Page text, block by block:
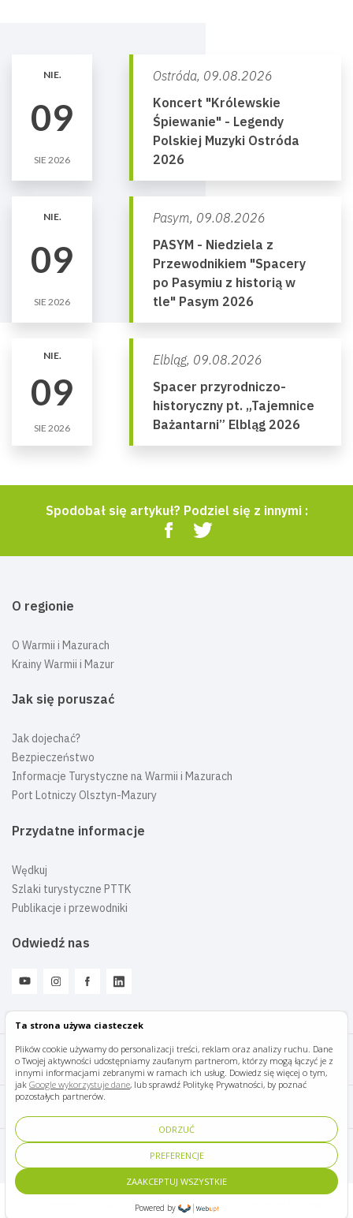
Ta strona używa ciasteczek
Plików cookie używamy do personalizacji treści, reklam oraz analizy ruchu. Dane
o Twojej aktywności udostępniamy zaufanym partnerom, którzy mogą łączyć je z
innymi informacjami zebranymi w ramach ich usług. Dowiedz się więcej o tym,
jak Google wykorzystuje dane, lub sprawdź Politykę Prywatności, by poznać
pozostałych partnerów.
ODRZUĆ
PREFERENCJE
ZAAKCEPTUJ WSZYSTKIE
Powered by
NIE.
09
SIE 2026
Ostróda, 09.08.2026
Koncert "Królewskie
Śpiewanie" - Legendy
Polskiej Muzyki Ostróda
2026
NIE.
09
SIE 2026
Pasym, 09.08.2026
PASYM - Niedziela z
Przewodnikiem "Spacery
po Pasymiu z historią w
tle" Pasym 2026
NIE.
09
SIE 2026
Elbląg, 09.08.2026
Spacer przyrodniczo-
historyczny pt. „Tajemnice
Bażantarni” Elbląg 2026
Spodobał się artykuł? Podziel się z innymi :
O regionie
O Warmii i Mazurach
Krainy Warmii i Mazur
Jak się poruszać
Jak dojechać?
Bezpieczeństwo
Informacje Turystyczne na Warmii i Mazurach
Port Lotniczy Olsztyn-Mazury
Przydatne informacje
Wędkuj
Szlaki turystyczne PTTK
Publikacje i przewodniki
Odwiedź nas
Mazury Travel © 2026
Polityka prywatności
Designed by Panda Marketing